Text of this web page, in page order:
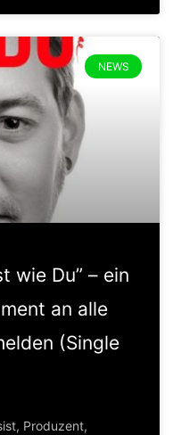
NEWS
wie Du” – ein
an alle
(Single
Produzent,